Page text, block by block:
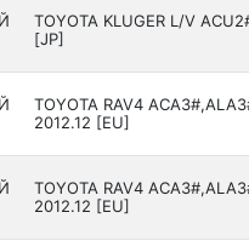
TOYOTA KLUGER L/V
[JP]
TOYOTA RAV4
2012.12 [EU]
TOYOTA RAV4
2012.12 [EU]